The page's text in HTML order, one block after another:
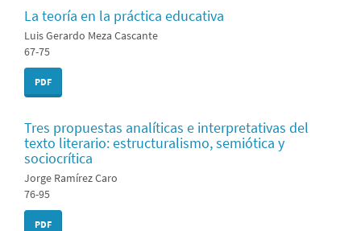
La teoría en la práctica educativa
Luis Gerardo Meza Cascante
67-75
PDF
Tres propuestas analíticas e interpretativas del
texto literario: estructuralismo, semiótica y
sociocrítica
Jorge Ramírez Caro
76-95
PDF